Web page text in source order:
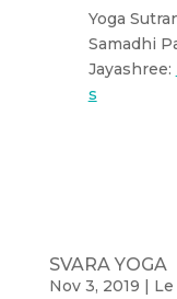
Yoga
Samadhi
Jayashree:
s
SVARA YOGA
Nov 3, 2019 | Le